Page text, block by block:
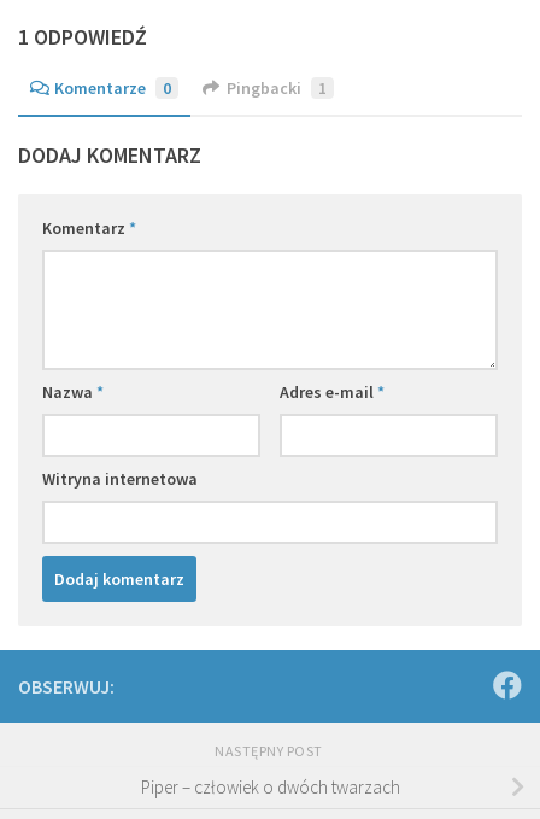
1 ODPOWIEDŹ
Komentarze 0 Pingbacki 1
DODAJ KOMENTARZ
Komentarz *
Nazwa * Adres e-mail *
Witryna internetowa
OBSERWUJ:
NASTĘPNY POST
Piper – człowiek o dwóch twarzach